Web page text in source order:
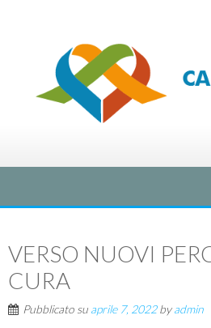
VERSO NUOVI
CURA
Pubblicato su aprile 7, 2022byadmin